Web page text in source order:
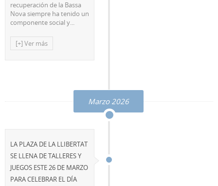
recuperación de la Bassa
Nova siempre ha tenido un
componente social y...
[+] Ver más
Marzo 2026
LA PLAZA DE LA LLIBERTAT
SE LLENA DE TALLERES Y
JUEGOS ESTE 26 DE MARZO
PARA CELEBRAR EL DÍA